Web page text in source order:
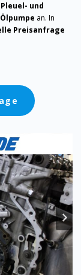
Pleuel- und
an. In
Preisanfrage